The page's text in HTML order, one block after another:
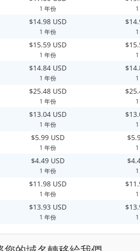
1 年份
$14.98 USD
1 年份
$15.59 USD
1 年份
$14.84 USD
1 年份
$25.48 USD
1 年份
$13.04 USD
1 年份
$5.99 USD
1 年份
$4.49 USD
1 年份
$11.98 USD
1 年份
$13.93 USD
1 年份